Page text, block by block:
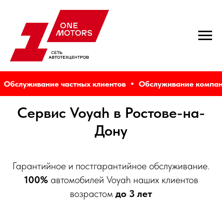
частных клиентов Обслуживание
Сервис Voyah в Ростове-на-
Дону
Гарантийное и постгарантийное обслуживание.
100%автомобилей Voyah наших клиентов
возрастом до 3 лет